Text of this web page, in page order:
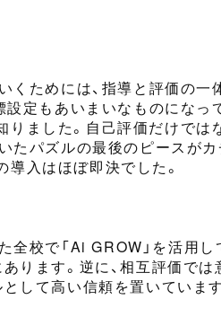
くためには、指導と評価の
設定も あいまいなものになっ
りました。自己評価だけで
たパズルの最後の ピースが
導入はほぼ即決でした。
全校で「Ai GROW」を活用
ります。逆に、相互評価で
して高い信頼を置いています